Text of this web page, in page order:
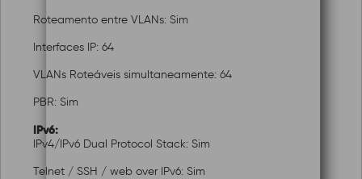
Roteamento entre VLANs: Sim
Interfaces IP: 64
VLANs Roteáveis simultaneamente: 64
PBR: Sim
IPv6:
IPv4/IPv6 Dual Protocol Stack: Sim
Telnet / SSH / web over IPv6: Sim